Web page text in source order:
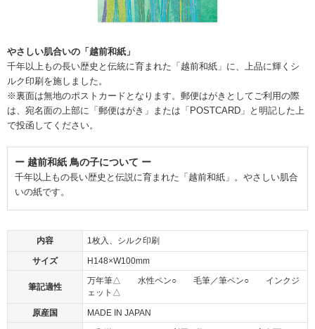
やさしい肌合いの「越前和紙」
千年以上もの長い歴史と伝統に育まれた「越前和紙」に、上品に輝くシ
ルク印刷を施しました。
※裏面は無地のポストカードとなります。郵便はがきとしてご利用の際
は、宛名面の上部に「郵便はがき」または「POSTCARD」と明記した上
で投函してください。
ー 越前和紙 鳥の子について ー
千年以上もの長い歴史と伝説に育まれた「越前和紙」。やさしい肌合
いの紙です。
内容 1枚入、シルク印刷
サイズ H148×W100mm
筆記適性
万年筆△ 水性ペン○ 毛筆／筆ペン○ インクジ
ェット△
原産国
MADE IN JAPAN